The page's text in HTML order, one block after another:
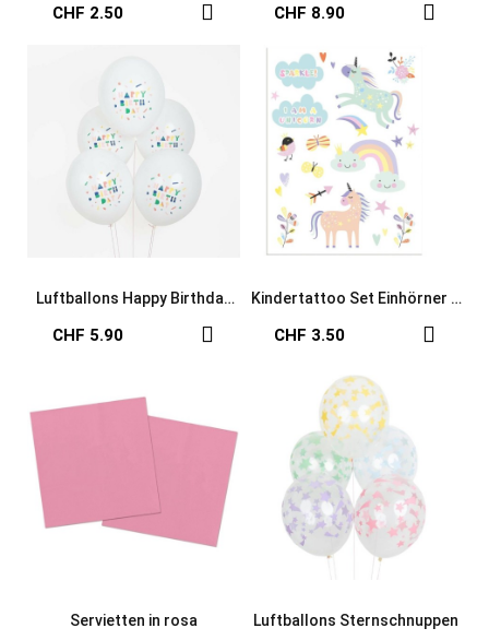
CHF 2.50 CHF 8.90
Luftballons Happy Birthday
CHF 5.90
Kindertattoo Set Einhörner &
CHF 3.50
Servietten in rosa Luftballons Sternschnuppen